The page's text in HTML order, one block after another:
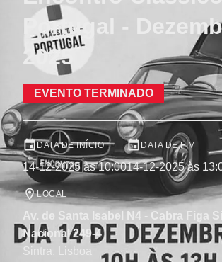
Portugal -
2025
EVENTO TERMINADO
DATA DE INÍCIO
14-12-2025 às 10:00
DATA DE FIM
14-12-2025 às
LOCAL
Av. de Santa Isabel N4 - Cabra Figa
Nacional 249-4
Sintra, Lisboa